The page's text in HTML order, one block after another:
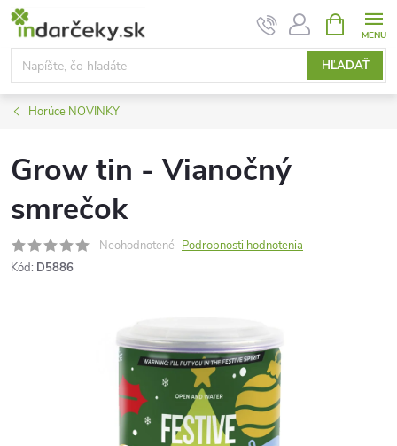
Prejsť
obsah
HĽADAŤ
KOŠÍK
Horúce NOVINKY
Grow tin - Vianočný
smrečok
Neohodnotené Podrobnosti hodnotenia
Kód: D5886